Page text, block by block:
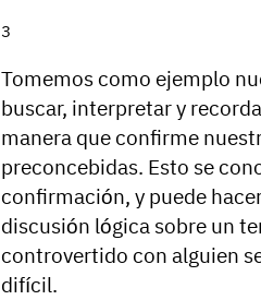
Tomemos como ejemplo
buscar, interpretar y
manera que confirme
preconcebidas. Esto se
confirmación, y puede
discusión lógica sobre un
controvertido con alguien
difícil.